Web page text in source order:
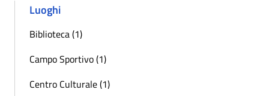
Luoghi
Biblioteca (1)
Campo Sportivo (1)
Centro Culturale (1)